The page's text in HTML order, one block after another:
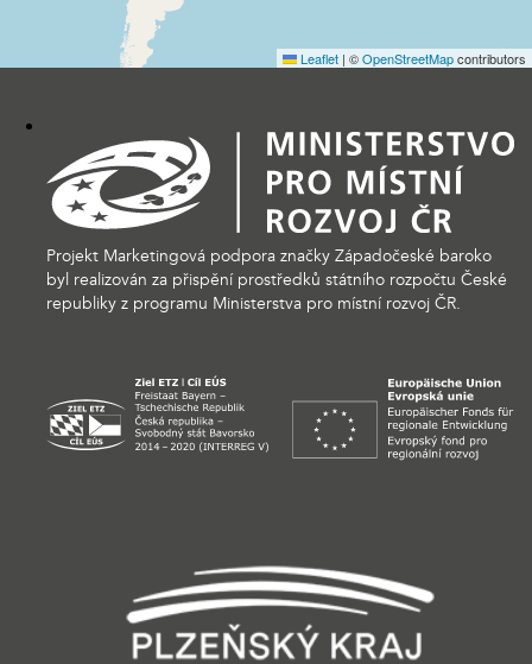
Leaflet | ©OpenStreetMapcontributors
Projekt Marketingová podpora značky Západočeské baroko
byl realizován za přispění prostředků státního rozpočtu České
republiky z programu Ministerstva pro místní rozvoj ČR.